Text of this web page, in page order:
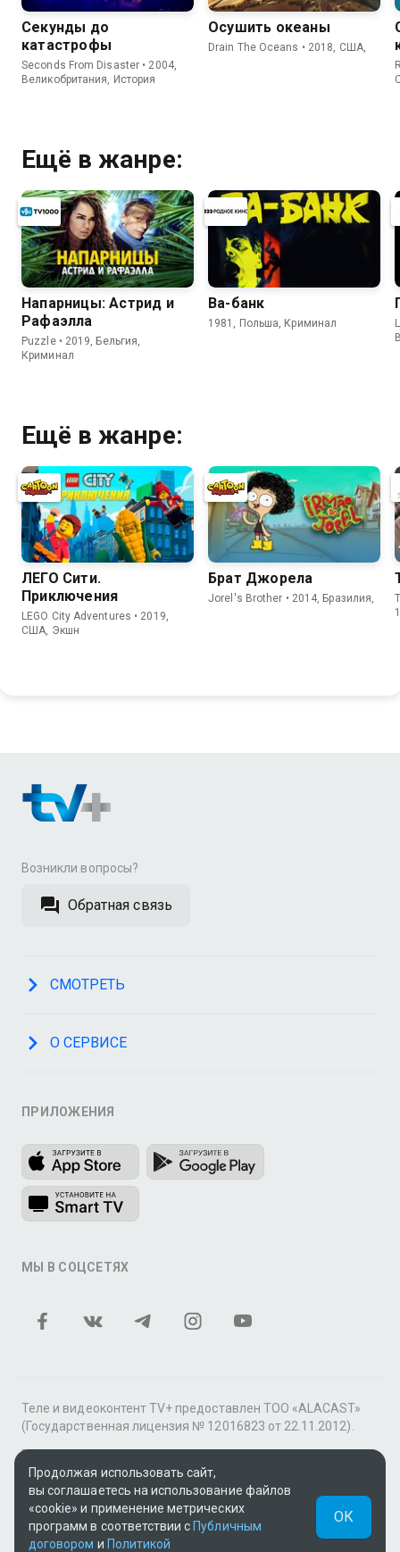
Секунды до
катастрофы
Seconds From Disaster • 2004,
Великобритания, История
Осушить океаны
Drain The Oceans • 2018, США,
Ещё в жанре:
Напарницы: Астрид и
Рафаэлла
Puzzle • 2019, Бельгия,
Криминал
Ва-банк
1981, Польша, Криминал
Ещё в жанре:
ЛЕГО Сити.
Приключения
LEGO City Adventures • 2019,
США, Экшн
Брат Джорела
Jorel's Brother • 2014, Бразилия,
Возникли вопросы?
Обратная связь
СМОТРЕТЬ
О СЕРВИСЕ
ПРИЛОЖЕНИЯ
МЫ В СОЦСЕТЯХ
Теле и видеоконтент TV+ предоставлен ТОО «ALACAST»
(Государственная лицензия № 12016823 от 22.11.2012).
В рамках услуги «Видео по подписке» для «Пакета
фильмов и сериалов tv+» контент предоставляется
онлайн-кинотеатром MEGOGO.
Поддержка: tvplus@telecom.kz
UUID: b295020e-dcb8-48be-bf55-ac5920ccdabd
Продолжая использовать сайт,
вы соглашаетесь на использование файлов
«cookie» и применение метрических
программ в соответствии с Публичным
договором и Политикой
ОК